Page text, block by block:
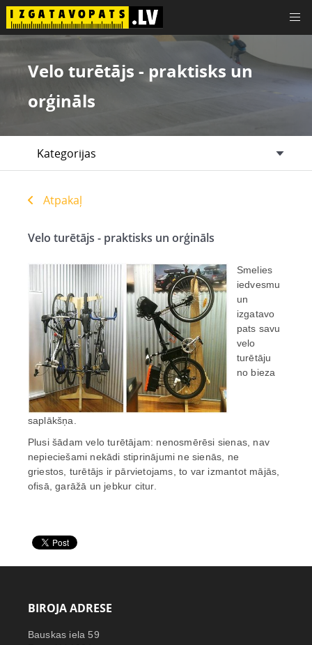
Padomi, instrukcijas, idejas
Koksnes plātnes
Saplāksnis
Bērza saplāksnis
Saplāksnis pēc pielietojuma
E-veikals
Kontakti
Sazināties
Kur nopirkt
Velo turētājs - praktisks un
orģināls
Kategorijas
Atpakaļ
Velo turētājs - praktisks un orģināls
Smelies
iedvesmu
un
izgatavo
pats savu
velo
turētāju
no bieza
saplākšņa.
Plusi šādam velo turētājam: nenosmērēsi sienas, nav
nepieciešami nekādi stiprinājumi ne sienās, ne
griestos, turētājs ir pārvietojams, to var izmantot mājās,
ofisā, garāžā un jebkur citur.
BIROJA ADRESE
Bauskas iela 59